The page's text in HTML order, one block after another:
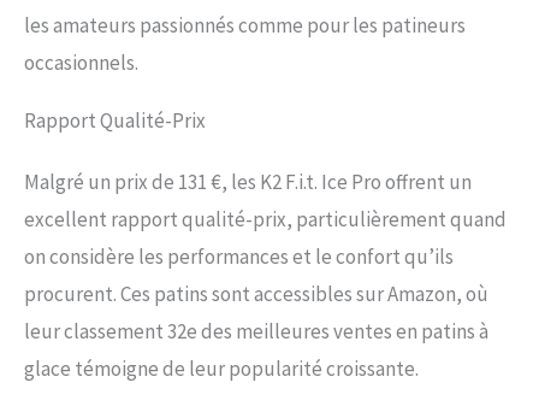
les amateurs passionnés comme pour les patineurs
occasionnels.
Rapport Qualité-Prix
Malgré un prix de 131 €, les K2 F.i.t. Ice Pro offrent un
excellent rapport qualité-prix, particulièrement quand
on considère les performances et le confort qu’ils
procurent. Ces patins sont accessibles sur Amazon, où
leur classement 32e des meilleures ventes en patins à
glace témoigne de leur popularité croissante.